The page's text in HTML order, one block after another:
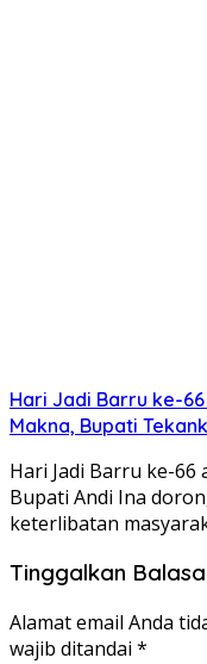
Hari Jadi Barru ke-
Makna, Bupati
Hari Jadi Barru ke-
Bupati Andi Ina
keterlibatan
Tinggalkan
Alamat email Anda
wajib ditandai *